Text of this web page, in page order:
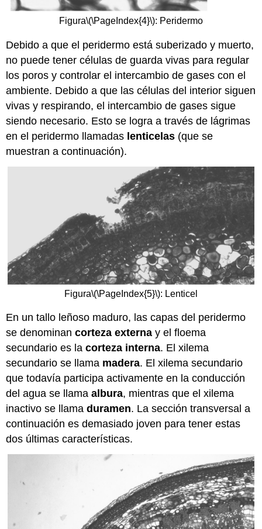
Figura\(\PageIndex{4}\): Peridermo
Debido a que el peridermo está suberizado y muerto,
no puede tener células de guarda vivas para regular
los poros y controlar el intercambio de gases con el
ambiente. Debido a que las células del interior siguen
vivas y respirando, el intercambio de gases sigue
siendo necesario. Esto se logra a través de lágrimas
en el peridermo llamadas lenticelas (que se
muestran a continuación).
Figura\(\PageIndex{5}\): Lenticel
En un tallo leñoso maduro, las capas del peridermo
se denominancorteza externa y el floema
secundario es lacorteza interna. El xilema
secundario se llama madera. El xilema secundario
que todavía participa activamente en la conducción
del agua se llamaalbura, mientras que el xilema
inactivo se llamaduramen. La sección transversal a
continuación es demasiado joven para tener estas
dos últimas características.